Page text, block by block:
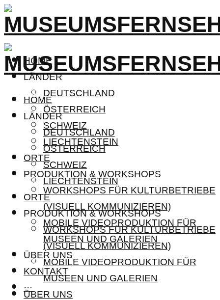
HOME
LÄNDER
DEUTSCHLAND
ÖSTERREICH
SCHWEIZ
LIECHTENSTEIN
ORTE
PRODUKTION & WORKSHOPS
WORKSHOPS FÜR KULTURBETRIEBE
(VISUELL KOMMUNIZIEREN)
MOBILE VIDEOPRODUKTION FÜR
MUSEEN UND GALERIEN
ÜBER UNS
KONTAKT
···
HOME
LÄNDER
DEUTSCHLAND
ÖSTERREICH
SCHWEIZ
LIECHTENSTEIN
ORTE
PRODUKTION & WORKSHOPS
WORKSHOPS FÜR KULTURBETRIEBE
(VISUELL KOMMUNIZIEREN)
MOBILE VIDEOPRODUKTION FÜR
MUSEEN UND GALERIEN
ÜBER UNS